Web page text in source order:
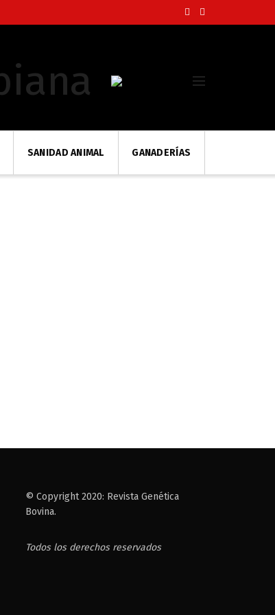
SANIDAD ANIMAL GANADERÍAS
© Copyright 2020: Revista Genética
Bovina.
Todos los derechos reservados